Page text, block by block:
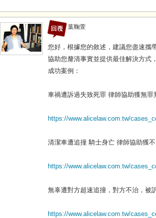
葉鞠萱
您好，根據您的敘述，建議您盡速攜
協助您釐清事實並提供最佳解決方式
成功案例：
車禍遭訴過失致死罪律師協助獲無罪
https://www.alicelaw.com.tw/
清潔車遭追撞騎士身亡律師協助獲
https://www.alicelaw.com.tw/
無辜遭對方超速追撞，對方不治，被
https://www.alicelaw.com.tw/